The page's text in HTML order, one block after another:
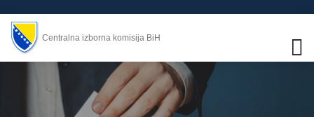
Centralna izborna komisija BiH